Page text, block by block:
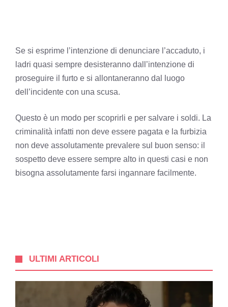
Se si esprime l’intenzione di denunciare l’accaduto, i
ladri quasi sempre desisteranno dall’intenzione di
proseguire il furto e si allontaneranno dal luogo
dell’incidente con una scusa.
Questo è un modo per scoprirli e per salvare i soldi. La
criminalità infatti non deve essere pagata e la furbizia
non deve assolutamente prevalere sul buon senso: il
sospetto deve essere sempre alto in questi casi e non
bisogna assolutamente farsi ingannare facilmente.
ULTIMI ARTICOLI